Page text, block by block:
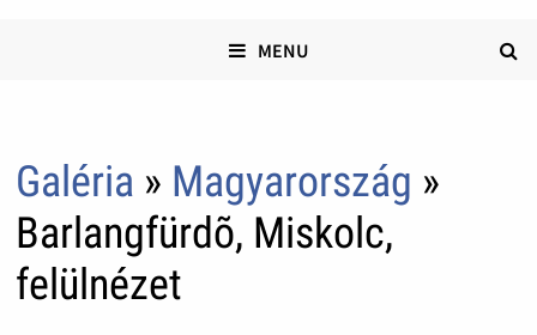
MENU
Galéria » Magyarország »
Barlangfürdõ, Miskolc,
felülnézet